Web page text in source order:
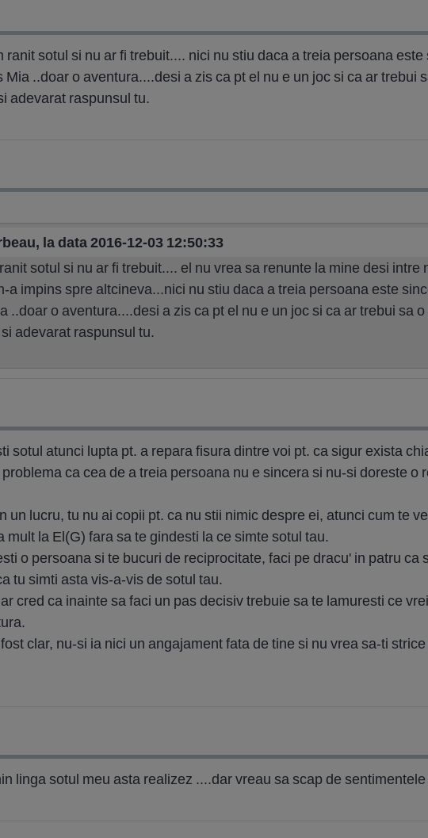
ranit sotul si nu ar fi trebuit.... nici nu stiu daca a treia persoana
Mia ..doar o aventura....desi a zis ca pt el nu e un joc si ca ar trebui
adevarat raspunsul tu.
la data 2016-12-03 12:50:33
sotul si nu ar fi trebuit.... el nu vrea sa renunte la mine desi
a impins spre altcineva...nici nu stiu daca a treia persoana este
..doar o aventura....desi a zis ca pt el nu e un joc si ca ar trebui sa
adevarat raspunsul tu.
sotul atunci lupta pt. a repara fisura dintre voi pt. ca sigur exista
ca cea de a treia persoana nu e sincera si nu-si doreste
un lucru, tu nu ai copii pt. ca nu stii nimic despre ei, atunci cum te
mult la El(G) fara sa te gindesti la ce simte sotul tau.
o persoana si te bucuri de reciprocitate, faci pe dracu' in patru
tu simti asta vis-a-vis de sotul tau.
cred ca inainte sa faci un pas decisiv trebuie sa te lamuresti ce
clar, nu-si ia nici un angajament fata de tine si nu vrea sa-ti
linga sotul meu asta realizez ....dar vreau sa scap de